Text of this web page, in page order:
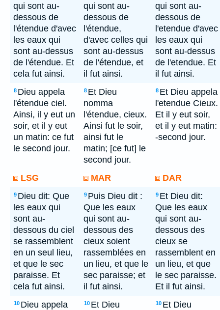
qui sont au-
dessous de
l'étendue d'avec
les eaux qui
sont au-dessus
de l'étendue. Et
cela fut ainsi.
qui sont au-
dessous de
l'étendue,
d'avec celles qui
sont au-dessus
de l'étendue, et
il fut ainsi.
qui sont au-
dessous de
l'etendue d'avec
les eaux qui
sont au-dessus
de l'etendue. Et
il fut ainsi.
8 Dieu appela
l'étendue ciel.
Ainsi, il y eut un
soir, et il y eut
un matin: ce fut
le second jour.
8 Et Dieu
nomma
l'étendue, cieux.
Ainsi fut le soir,
ainsi fut le
matin; [ce fut] le
second jour.
8 Et Dieu appela
l'etendue Cieux.
Et il y eut soir,
et il y eut matin:
-second jour.
LSG MAR DAR
9 Dieu dit: Que
les eaux qui
sont au-
dessous du ciel
se rassemblent
en un seul lieu,
et que le sec
paraisse. Et
cela fut ainsi.
9 Puis Dieu dit :
Que les eaux
qui sont au-
dessous des
cieux soient
rassemblées en
un lieu, et que le
sec paraisse; et
il fut ainsi.
9 Et Dieu dit:
Que les eaux
qui sont au-
dessous des
cieux se
rassemblent en
un lieu, et que
le sec paraisse.
Et il fut ainsi.
10 Dieu appela
10 Et Dieu
10 Et Dieu